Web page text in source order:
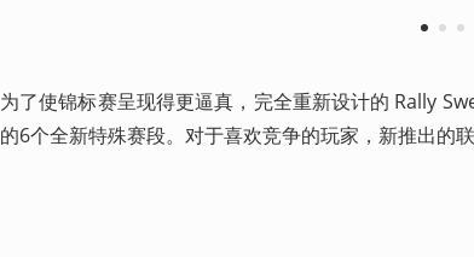
1 2 3
为了使锦标赛呈现得更逼真，完全重新设计的 Rally
的6个全新特殊赛段。对于喜欢竞争的玩家，新推出的